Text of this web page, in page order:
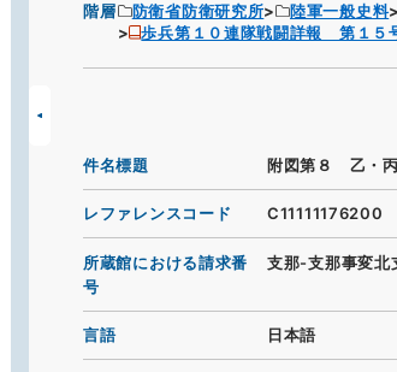
階層 防衛省防衛研究所 陸軍一般史料
歩兵第１０連隊戦闘詳報 第１５
件名標題 附図第８ 乙・
レファレンスコード C11111176200
所蔵館における請求番
号
支那-支那事変北
言語 日本語